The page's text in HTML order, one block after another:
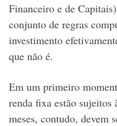
Financeiro e de
conjunto de regras
investimento
que não é.
Em um primeiro
renda fixa estão sujeitos
meses, contudo, devem